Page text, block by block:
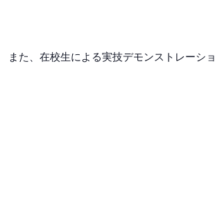
た、在校生による実技デモンストレーシ